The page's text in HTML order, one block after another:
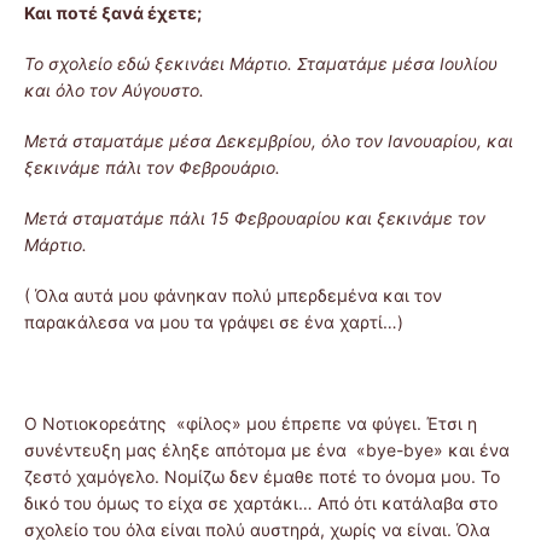
Και ποτέ ξανά έχετε;
Το σχολείο εδώ ξεκινάει Μάρτιο. Σταματάμε μέσα Ιουλίου
και όλο τον Αύγουστο.
Μετά σταματάμε μέσα Δεκεμβρίου, όλο τον Ιανουαρίου, και
ξεκινάμε πάλι τον Φεβρουάριο.
Μετά σταματάμε πάλι 15 Φεβρουαρίου και ξεκινάμε τον
Μάρτιο.
( Όλα αυτά μου φάνηκαν πολύ μπερδεμένα και τον
παρακάλεσα να μου τα γράψει σε ένα χαρτί…)
Ο Νοτιοκορεάτης «φίλος» μου έπρεπε να φύγει. Έτσι η
συνέντευξη μας έληξε απότομα με ένα «bye-bye» και ένα
ζεστό χαμόγελο. Νομίζω δεν έμαθε ποτέ το όνομα μου. Το
δικό του όμως το είχα σε χαρτάκι… Από ότι κατάλαβα στο
σχολείο του όλα είναι πολύ αυστηρά, χωρίς να είναι. Όλα